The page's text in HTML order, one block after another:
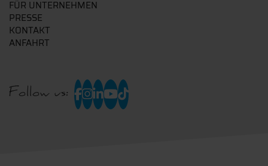
FÜR UNTERNEHMEN
PRESSE
KONTAKT
ANFAHRT
Follow us: